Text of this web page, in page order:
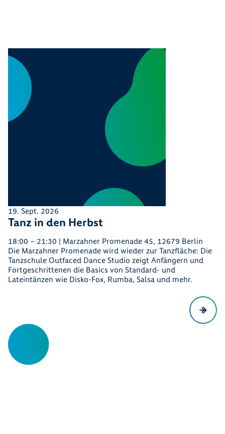
19. Sept. 2026
Tanz in den Herbst
18:00 – 21:30 | Marzahner Promenade 45, 12679 Berlin
Die Marzahner Promenade wird wieder zur Tanzfläche: Die
Tanzschule Outfaced Dance Studio zeigt Anfängern und
Fortgeschrittenen die Basics von Standard- und
Lateintänzen wie Disko-Fox, Rumba, Salsa und mehr.